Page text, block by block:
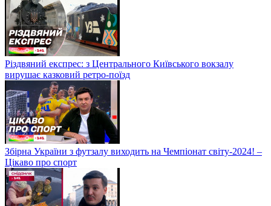
Різдвяний експрес: з Центрального Київського вокзалу
вирушає казковий ретро-поїзд
Збірна України з футзалу виходить на Чемпіонат світу-2024! –
Цікаво про спорт